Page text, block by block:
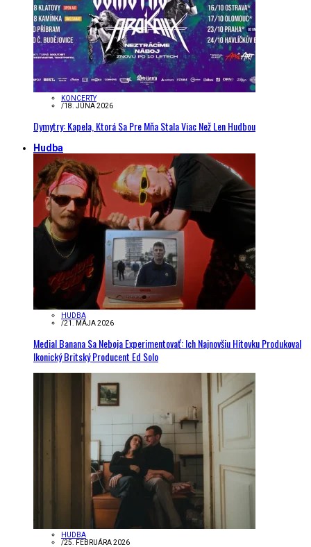
KONCERTY
/18. JÚNA 2026
Dymytry: Kapela, Ktorá Sa Pre Mňa Stala Viac Než Len Hudbou
Hudba
HUDBA
/21. MÁJA 2026
Medial Banana Sa Neboja Experimentovať: Ich Najnovšiu Hitovku Produkoval
Ikonický Britský Producent Ed Solo
HUDBA
/25. FEBRUÁRA 2026